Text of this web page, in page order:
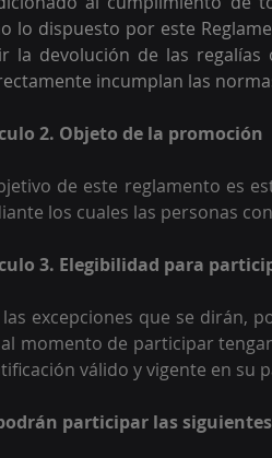
lo dispuesto por este
la devolución de las
incumplan las
2. Objeto de la promoción
de este reglamento es
los cuales las personas
3. Elegibilidad para
las excepciones que se dirán,
momento de participar
válido y vigente en su
participar las